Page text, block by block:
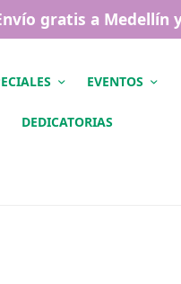
gratis a
EVENTOS
DEDICATORIAS